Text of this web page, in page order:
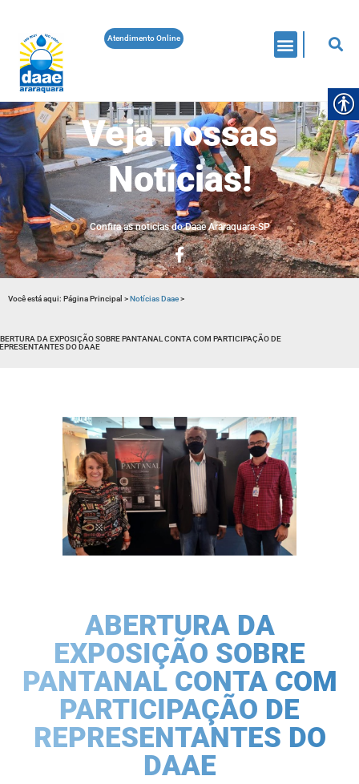
Atendimento Online
Veja nossas
Notícias!
Confira as noticias do Daae Araraquara-SP
Você está aqui: Página Principal >Notícias Daae>
DA EXPOSIÇÃO SOBRE PANTANAL CONTA COM PARTICIPAÇÃO DE
DO DAAE
ABERTURA DA
EXPOSIÇÃO SOBRE
PANTANAL CONTA COM
PARTICIPAÇÃO DE
REPRESENTANTES DO
DAAE